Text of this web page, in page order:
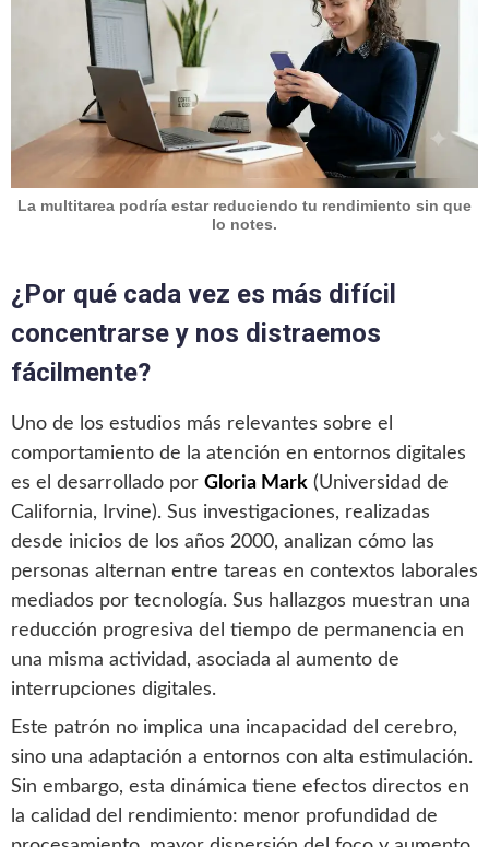
La multitarea podría estar reduciendo tu rendimiento sin que
lo notes.
¿Por qué cada vez es más difícil
concentrarse y nos distraemos
fácilmente?
Uno de los estudios más relevantes sobre el
comportamiento de la atención en entornos digitales
es el desarrollado por Gloria Mark (Universidad de
California, Irvine). Sus investigaciones, realizadas
desde inicios de los años 2000, analizan cómo las
personas alternan entre tareas en contextos laborales
mediados por tecnología. Sus hallazgos muestran una
reducción progresiva del tiempo de permanencia en
una misma actividad, asociada al aumento de
interrupciones digitales.
Este patrón no implica una incapacidad del cerebro,
sino una adaptación a entornos con alta estimulación.
Sin embargo, esta dinámica tiene efectos directos en
la calidad del rendimiento: menor profundidad de